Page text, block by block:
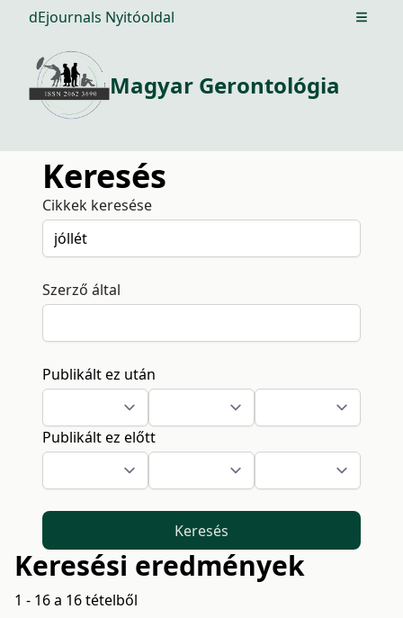
dEjournals Nyitóoldal Open
Magyar Gerontológia
Keresés
Cikkek keresése
Szerző által
Publikált ez után
Publikált ez előtt
Keresés
Keresési eredmények
1 - 16 a 16 tételből